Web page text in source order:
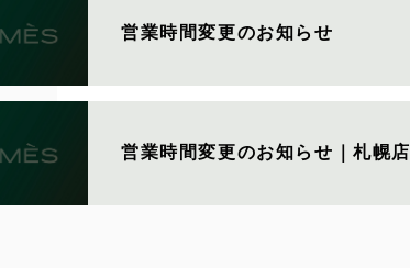
営業時間変更のお知らせ
営業時間変更のお知らせ｜札幌店